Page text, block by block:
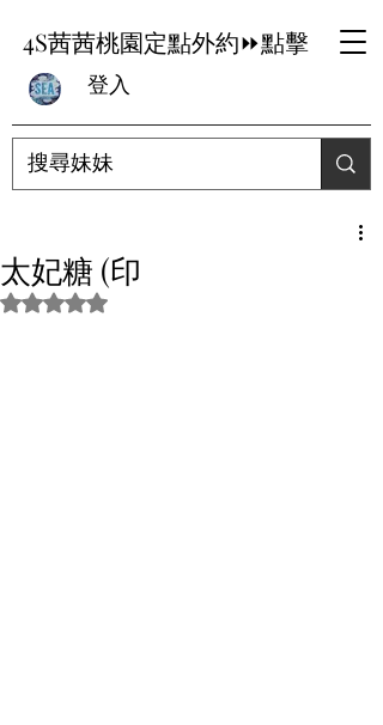
4S茜茜桃園定點外約⏩點擊
登入
太妃糖 (印
評等為 NaN（最高為 5 顆星）。